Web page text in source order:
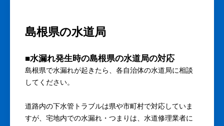
島根県の水道局
■水漏れ発生時の島根県の水道局の対応
島根県で水漏れが起きたら、各自治体の水道局に相談
してください。
道路内の下水管トラブルは県や市町村で対応していま
すが、宅地内での水漏れ・つまりは、水道修理業者に